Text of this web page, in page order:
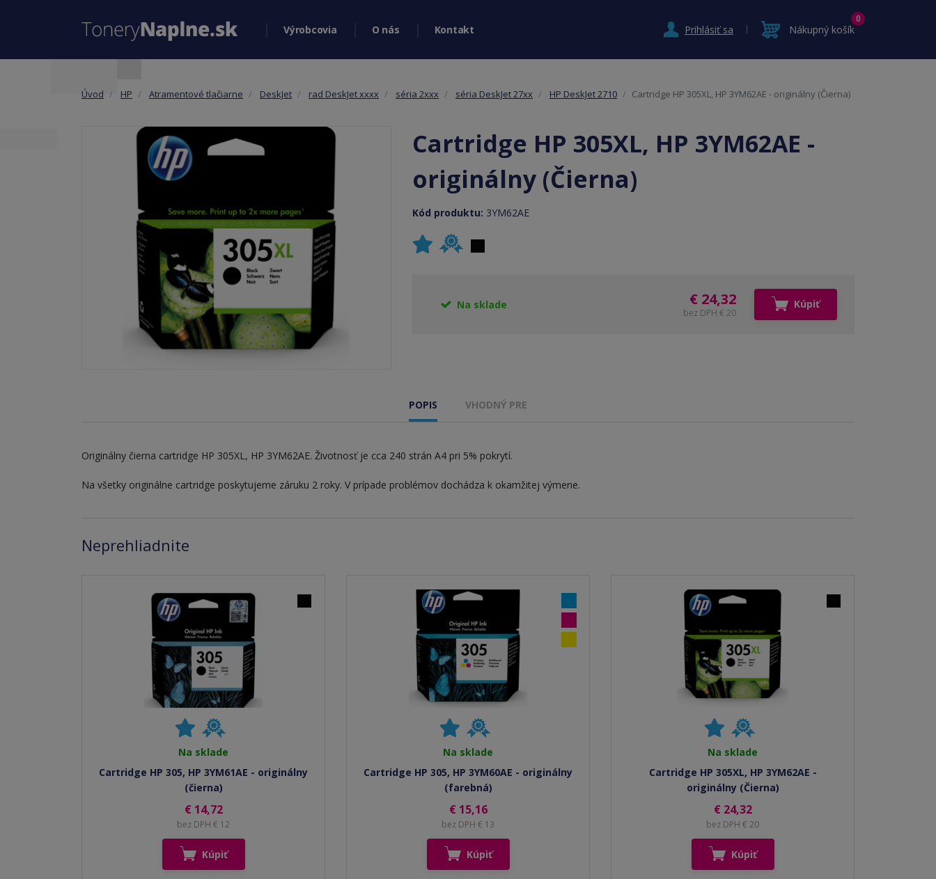
Výrobcovia O nás Kontakt Prihlásiť sa Nákupný košík
0
Úvod HP Atramentové tlačiarne DeskJet rad DeskJet xxxx séria 2xxx séria DeskJet 27xx HP DeskJet 2710 Cartridge HP 305XL, HP 3YM62AE - originálny (Čierna)
Cartridge HP 305XL, HP 3YM62AE -
originálny (Čierna)
Kód produktu: 3YM62AE
Na sklade € 24,32
bez DPH € 20
Kúpiť
POPIS VHODNÝ PRE
Originálny čierna cartridge HP 305XL, HP 3YM62AE. Životnosť je cca 240 strán A4 pri 5% pokrytí.
Na všetky originálne cartridge poskytujeme záruku 2 roky. V prípade problémov dochádza k okamžitej výmene.
Neprehliadnite
Na sklade
Cartridge HP 305, HP 3YM61AE - originálny
(čierna)
€ 14,72
bez DPH € 12
Kúpiť
Na sklade
Cartridge HP 305, HP 3YM60AE - originálny
(farebná)
€ 15,16
bez DPH € 13
Kúpiť
Na sklade
Cartridge HP 305XL, HP 3YM62AE -
originálny (Čierna)
€ 24,32
bez DPH € 20
Kúpiť